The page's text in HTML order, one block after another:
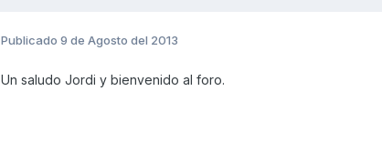
Publicado 9 de Agosto del 2013
Un saludo Jordi y bienvenido al foro.